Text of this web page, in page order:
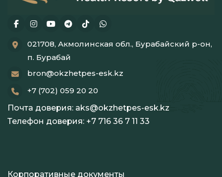
021708, Акмолинская обл., Бурабайский р-он,
п. Бурабай
bron@okzhetpes-esk.kz
+7 (702) 059 20 20
Почта доверия: aks@okzhetpes-esk.kz
Телефон доверия: +7 716 36 7 11 33
Корпоративные документы